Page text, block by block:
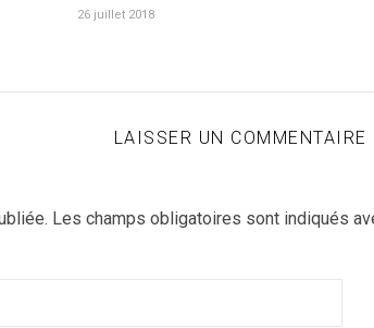
26 juillet 2018
LAISSER UN COMMENTAIRE
Les champs obligatoires sont indiqués